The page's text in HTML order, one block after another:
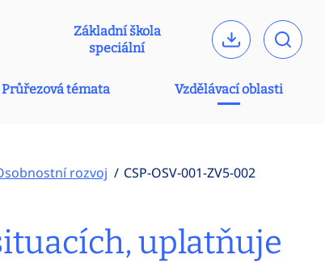
Základní škola
speciální
Průřezová témata Vzdělávací oblasti
rozvoj CSP-OSV-001-ZV5-002
uplatňuje